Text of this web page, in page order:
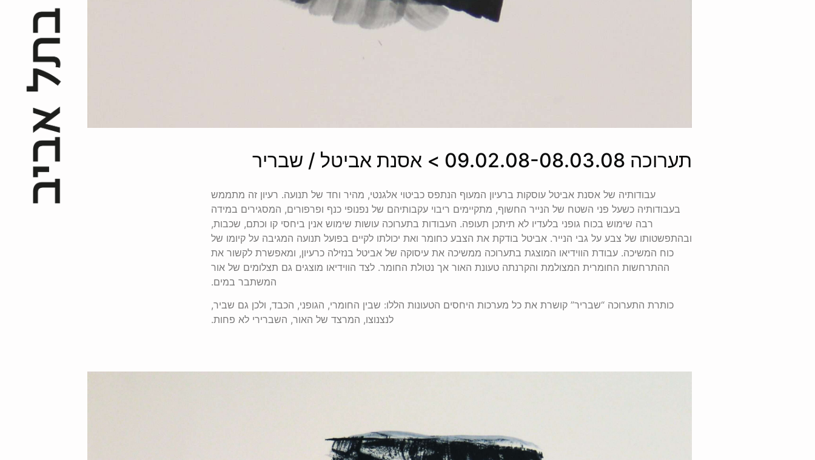
תערוכה 09.02.08-08.03.08 > אסנת אביטל / שבריר
עבודותיה של אסנת אביטל עוסקות ברעיון המעוף הנתפס כביטוי אלגנטי, מהיר וחד של תנועה. רעיון זה מתממש
בעבודותיה כשעל פני השטח של הנייר החשוף, מתקיימים ריבוי עקבותיהם של נפנופי כנף ופרפורים, המסגירים במידה
רבה שימוש בכוח גופני בלעדיו לא תיתכן תעופה. העבודות בתערוכה עושות שימוש אנין ביחסי קו וכתם, שכבות,
ובהתפשטותו של צבע על גבי הנייר. אביטל בודקת את הצבע כחומר ואת יכולתו לקיים בפועל תנועה המגיבה על קיומו של
כוח המשיכה. עבודת הווידיאו המוצגת בתערוכה ממשיכה את עיסוקה של אביטל בנזילה כרעיון, ומאפשרת לקשור את
ההתרחשות החומרית המצולמת והקרנתה טעונת האור אך נטולת החומר. לצד הווידיאו מוצגים גם תצלומים של אור
המשתבר במים.
כותרת התערוכה “שבריר” קושרת את כל מערכות היחסים הטעונות הללו: שבין החומרי, הגופני, הכבד, ולכן גם שביר,
לנצנוצו, המרצד של האור, השברירי לא פחות.